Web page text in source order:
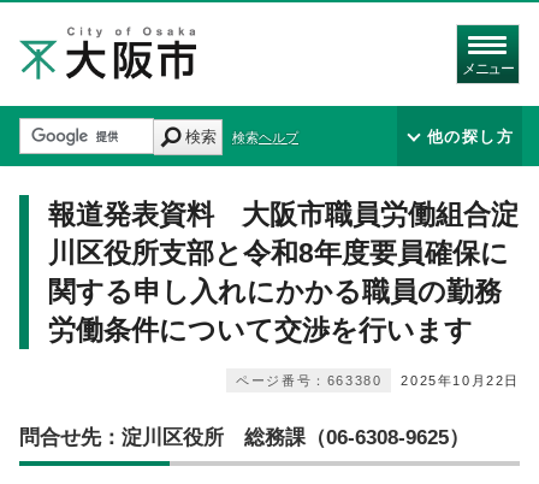
メニュー
検索 検索ヘルプ 他の探し方
報道発表資料 大阪市職員労働組合淀
川区役所支部と令和8年度要員確保に
関する申し入れにかかる職員の勤務
労働条件について交渉を行います
2025年10月22日
ページ番号：663380
問合せ先：淀川区役所 総務課（06-6308-9625）